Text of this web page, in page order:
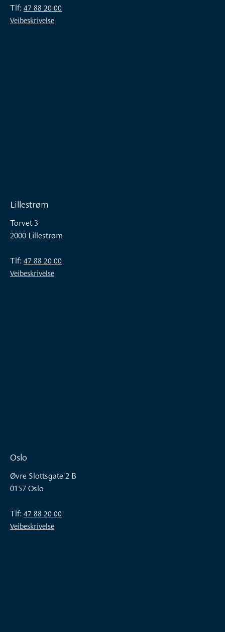
Tlf:47 88 20 00
Veibeskrivelse
Lillestrøm
Torvet 3
2000 Lillestrøm
Tlf:47 88 20 00
Veibeskrivelse
Oslo
Øvre Slottsgate 2 B
0157 Oslo
Tlf:47 88 20 00
Veibeskrivelse